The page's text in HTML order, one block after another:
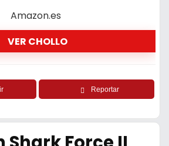
Amazon.es
VER CHOLLO
Reportar